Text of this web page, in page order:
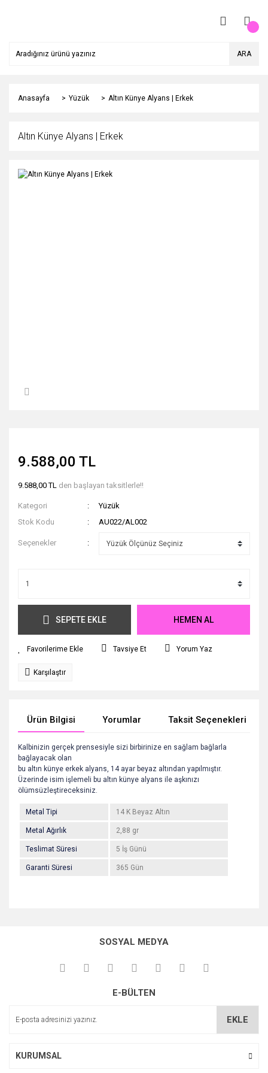
ARA
Anasayfa Yüzük Altın Künye Alyans | Erkek
Altın Künye Alyans | Erkek
9.588,00 TL
9.588,00 TL den başlayan taksitlerle!!
Kategori
Yüzük
Stok Kodu
AU022/AL002
Seçenekler
SEPETE EKLE HEMEN AL
Tavsiye Et Yorum Yaz
Karşılaştır
Ürün Bilgisi Yorumlar Taksit Seçenekleri
Kalbinizin gerçek prensesiyle sizi birbirinize en sağlam bağlarla
bağlayacak olan
bu altın künye erkek alyans, 14 ayar beyaz altından yapılmıştır.
Üzerinde isim işlemeli bu altın künye alyans ile aşkınızı
ölümsüzleştireceksiniz.
Metal Tipi 14 K Beyaz Altın
Metal Ağırlık 2,88 gr
Teslimat Süresi 5 İş Günü
Garanti Süresi 365 Gün
kullanarak tarafımıza iletebilirsiniz.
Görüş ve önerileriniz için teşekkür ederiz.
Ürün açıklamasında eksik bilgiler bulunuyor.
SOSYAL MEDYA
E-BÜLTEN
EKLE
KURUMSAL